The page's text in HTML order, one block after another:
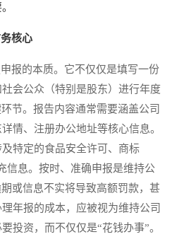
核心
的本质。它不仅仅是填写一份
会公众（特别是股东）进行年度
节。报告内容通常需要涵盖公司
情、注册办公地址等核心信息。
特定的食品安全许可、商标
信息。按时、准确申报是维持公
或信息不实将导致高额罚款，甚
年报的成本，应被视为维持公司
投资，而不仅仅是“花钱办事”。